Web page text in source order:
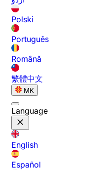
Polski
Português
Română
繁體中文
MK
Language
English
Español